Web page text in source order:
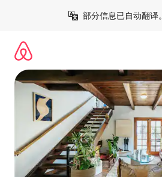
部分信息已自动翻译。